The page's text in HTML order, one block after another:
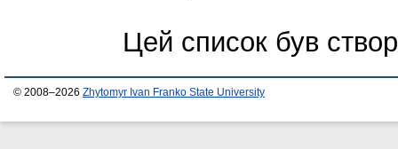
Цей список був
© 2008–2026 Zhytomyr Ivan Franko State University